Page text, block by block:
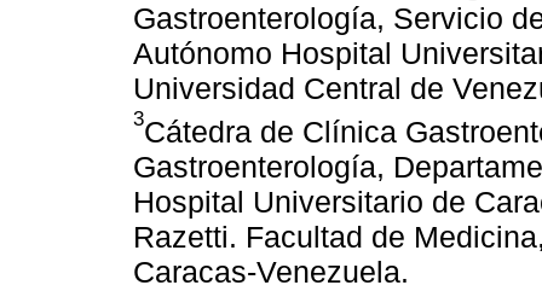
Gastroenterología, Servicio
Autónomo Hospital
Universidad Central de
3Cátedra de Clínica
Gastroenterología,
Hospital Universitario de
Razetti. Facultad de
Caracas-Venezuela.